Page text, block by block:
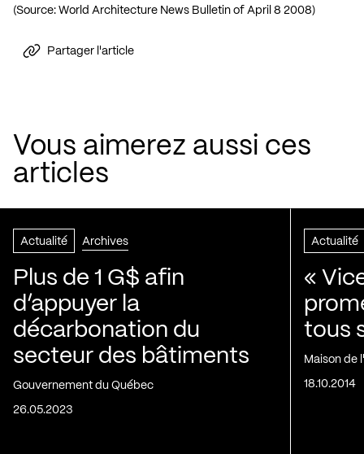
(Source: World Architecture News Bulletin of April 8 2008)
Partager l'article
Vous aimerez aussi ces
articles
Actualité Archives
Plus de 1 G$ afin
d’appuyer la
décarbonation du
secteur des bâtiments
Gouvernement du Québec
26.05.2023
Actualité
«
tous
Maison de
18.10.2014